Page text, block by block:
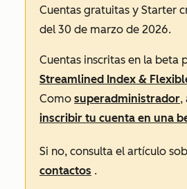
Cuentas gratuitas y Starter
del 30 de marzo de 2026.
Cuentas inscritas en la beta
Streamlined Index &
Como superadministrador,
inscribir tu cuenta en una
Si no, consulta el artículo
contactos .